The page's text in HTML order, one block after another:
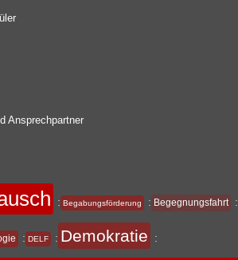
Ansprechpartner
: Begabungsförderung : Begegnungsfahrt :
: DELF : Demokratie :